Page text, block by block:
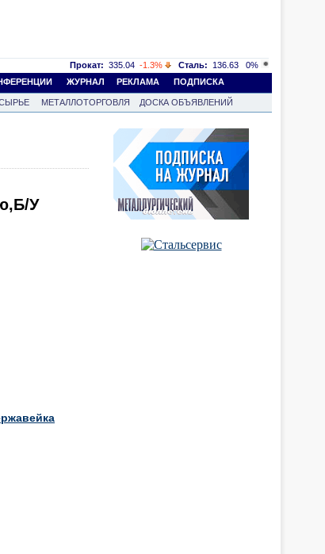
Прокат: 335.04 -1.3% Сталь: 136.63
0%
ЖУРНАЛ РЕКЛАМА ПОДПИСКА
МЕТАЛЛОТОРГОВЛЯ
ДОСКА ОБЪЯВЛЕНИЙ
У